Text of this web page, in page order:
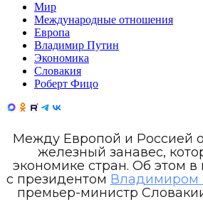
Мир
Международные отношения
Европа
Владимир Путин
Экономика
Словакия
Роберт Фицо
Между Европой и Россией
железный занавес,
экономике стран. Об этом в
с президентом Владимиром
премьер-министр